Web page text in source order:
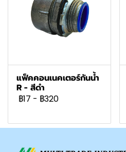
แฟ็คคอนเนคเตอร์กันน้ำ
R - สีดำ
฿17 - ฿320